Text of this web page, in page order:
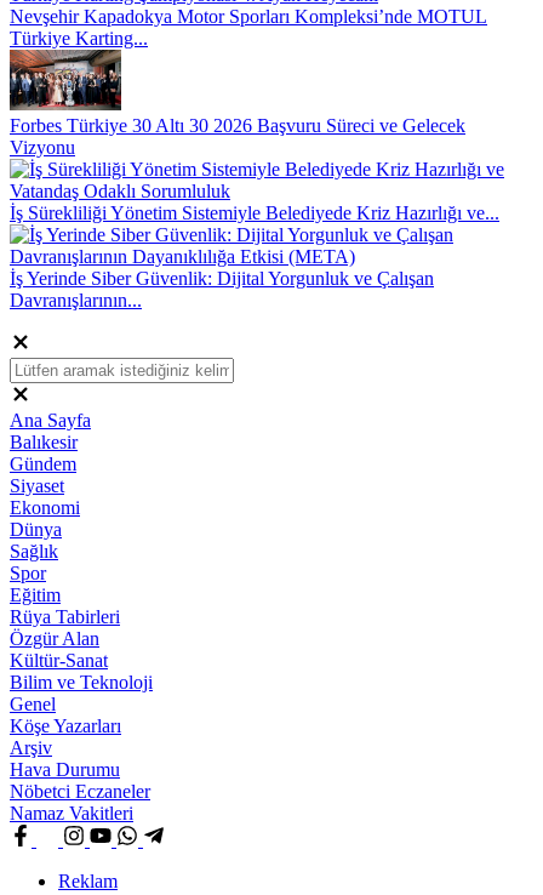
Nevşehir Kapadokya Motor Sporları Kompleksi’nde MOTUL
Türkiye Karting...
Forbes Türkiye 30 Altı 30 2026 Başvuru Süreci ve Gelecek
Vizyonu
İş Sürekliliği Yönetim Sistemiyle Belediyede Kriz Hazırlığı ve...
İş Yerinde Siber Güvenlik: Dijital Yorgunluk ve Çalışan
Davranışlarının...
Ana Sayfa
Balıkesir
Gündem
Siyaset
Ekonomi
Dünya
Sağlık
Spor
Eğitim
Rüya Tabirleri
Özgür Alan
Kültür-Sanat
Bilim ve Teknoloji
Genel
Köşe Yazarları
Arşiv
Hava Durumu
Nöbetci Eczaneler
Namaz Vakitleri
Reklam